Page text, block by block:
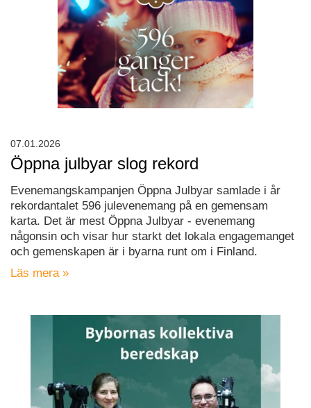
Öppna julbyar slog rekord
Evenemangskampanjen Öppna Julbyar samlade i år
rekordantalet 596 julevenemang på en gemensam
karta. Det är mest Öppna Julbyar - evenemang
någonsin och visar hur starkt det lokala engagemanget
och gemenskapen är i byarna runt om i Finland.
Läs mera »
07.01.2026